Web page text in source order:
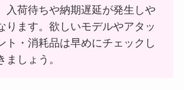
入荷待ちや納期遅延が発生しや
ります。欲しいモデルやアタッ
ト・消耗品は早めにチェックし
ましょう。